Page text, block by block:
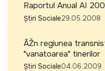
Raportul Anual AI
Știri Sociale29.05.2008
ÃŽn regiunea
"vanatoarea" tinerilor
Știri Sociale04.06.2009